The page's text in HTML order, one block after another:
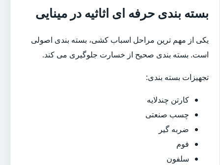
بسته بندی حرفه ای اثاثیه در مینایی
یکی از مهم ترین مراحل اسباب کشی، بسته بندی اصولی
است. بسته بندی صحیح از خسارت جلوگیری می کند.
تجهیزات بسته بندی:
کارتن چندلایه
چسب صنعتی
ضربه گیر
فوم
سلفون